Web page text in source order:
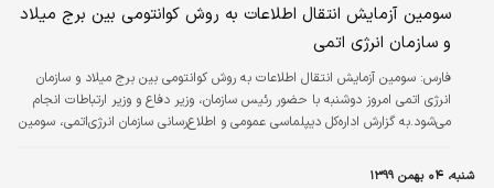
ویژه‌ای همچون ریسک نقدشوندگی پایین‌تر، ریسک
به مراتب پایین‌تر نسبت به دیگر بازارها و همچنین
مصون بودن از ریسک‌هایی که نظام…
سومین آزمایش انتقال اطلاعات به روش کوانتومی بین برج میلاد
و سازمان انرژی اتمی
فارس: سومین آزمایش انتقال اطلاعات به روش کوانتومی بین برج میلاد و سازمان
انرژی اتمی امروز دوشنبه با حضور رئیس سازمان، وزیر دفاع و وزیر ارتباطات انجام
می‌شود.به گزارش اداره‌کل دیپلماسی عمومی و اطلاع‌رسانی سازمان انرژی‌اتمی، سومین
حضور علی‌اکبر صالحی معاون رئیس‌جمهور و رئیس سازمان انرژی اتمی، امیر سرتیپ
شنبه، ۰۴ بهمن ۱۳۹۹